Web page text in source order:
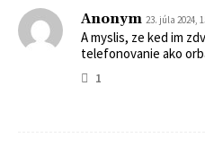
Anonym 23. júla 2024,
A myslis, ze ked im
telefonovanie ako
1